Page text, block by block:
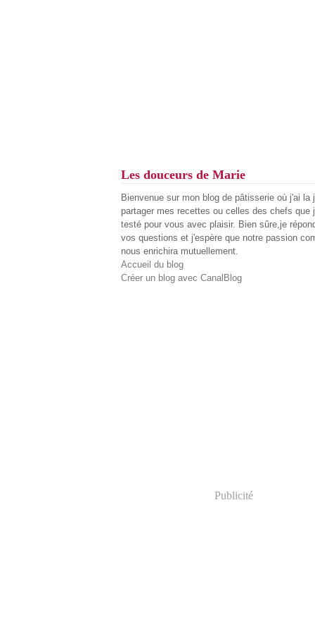
Les douceurs de Marie
Bienvenue sur mon blog de pâtisserie où j'ai la
partager mes recettes ou celles des chefs que
testé pour vous avec plaisir. Bien sûre,je
vos questions et j'espère que notre passion
nous enrichira mutuellement.
Accueil du blog
Créer un blog avec CanalBlog
Publicité